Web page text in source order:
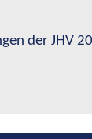
der JHV